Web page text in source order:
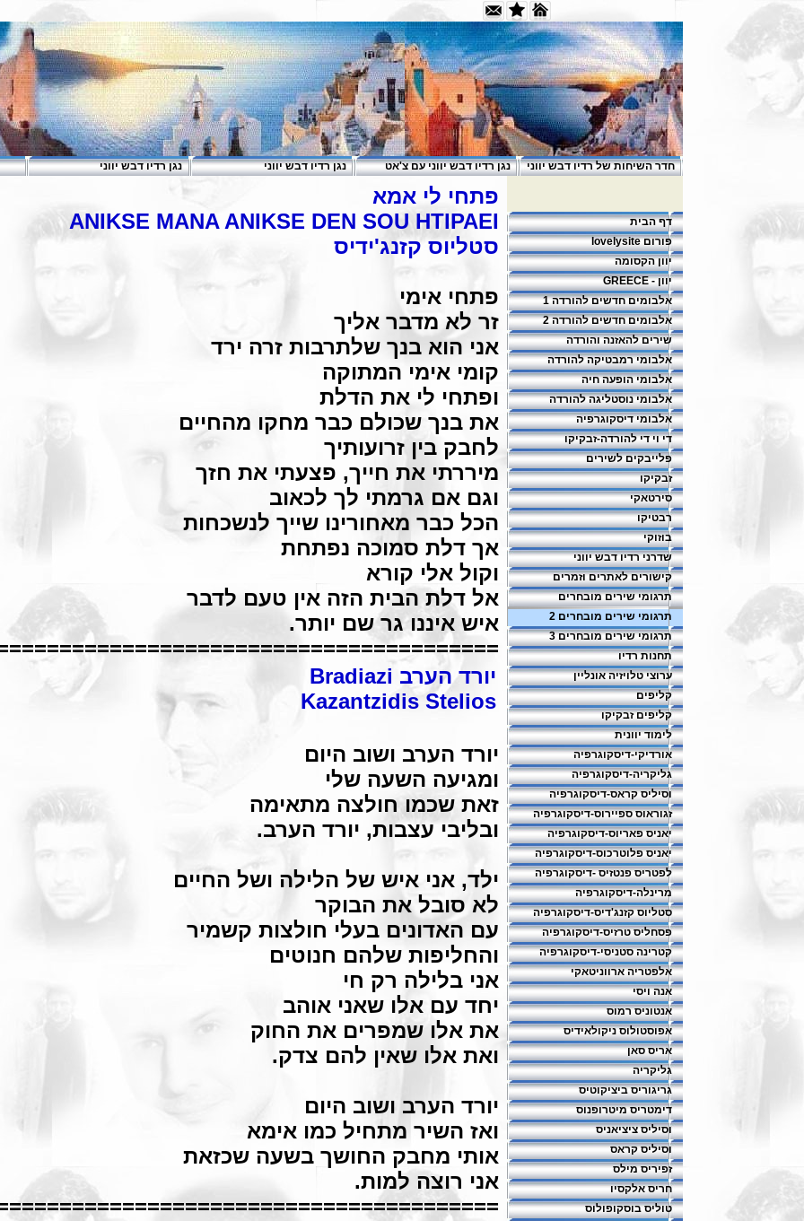
חדר השיחות של רדיו דבש יווני נגן רדיו דבש יווני עם צ'אט נגן רדיו דבש יווני נגן רדיו דבש יווני
דף הבית
פורום lovelysite
יוון הקסומה
יוון - GREECE
אלבומים חדשים להורדה 1
אלבומים חדשים להורדה 2
שירים להאזנה והורדה
אלבומי רמבטיקה להורדה
אלבומי הופעה חיה
אלבומי נוסטליגה להורדה
אלבומי דיסקוגרפיה
די וי די להורדה-זבקיקו
פלייבקים לשירים
זבקיקו
סירטאקי
רבטיקו
בוזוקי
שדרני רדיו דבש יווני
קישורים לאתרים וזמרים
תרגומי שירים מובחרים
תרגומי שירים מובחרים 2
תרגומי שירים מובחרים 3
תחנות רדיו
ערוצי טלויזיה אונליין
קליפים
קליפים זבקיקו
לימוד יוונית
אורדיקי-דיסקוגרפיה
גליקריה-דיסקוגרפיה
וסיליס קראס-דיסקוגרפיה
זגוראוס ספיירוס-דיסקוגרפיה
יאניס פאריוס-דיסקוגרפיה
יאניס פלוטרכוס-דיסקוגרפיה
לפטריס פנטזיס -דיסקוגרפיה
מרינלה-דיסקוגרפיה
סטליוס קזנג'דיס-דיסקוגרפיה
פסחליס טרזיס-דיסקוגרפיה
קטרינה סטניסי-דיסקוגרפיה
אלפטריה ארווניטאקי
אנה ויסי
אנטוניס רמוס
אפוסטולוס ניקולאידיס
אריס סאן
גליקריה
גריגוריס ביציקוטיס
דימטריס מיטרופנוס
וסיליס ציציאניס
וסיליס קראס
זפיריס מילס
חריס אלקסיו
טוליס בוסקופולוס
פתחי לי אמא
ANIKSE MANA ANIKSE DEN SOU HTIPAEI
סטליוס קזנג'ידיס
פתחי אימי
זר לא מדבר אליך
אני הוא בנך שלתרבות זרה ירד
קומי אימי המתוקה
ופתחי לי את הדלת
את בנך שכולם כבר מחקו מהחיים
לחבק בין זרועותיך
מיררתי את חייך, פצעתי את חזך
וגם אם גרמתי לך לכאוב
הכל כבר מאחורינו שייך לנשכחות
אך דלת סמוכה נפתחת
וקול אלי קורא
אל דלת הבית הזה אין טעם לדבר
איש איננו גר שם יותר.
יורד הערב Bradiazi
Kazantzidis Stelios
יורד הערב ושוב היום
ומגיעה השעה שלי
זאת שכמו חולצה מתאימה
ובליבי עצבות, יורד הערב.
ילד, אני איש של הלילה ושל החיים
לא סובל את הבוקר
עם האדונים בעלי חולצות קשמיר
והחליפות שלהם חנוטים
אני בלילה רק חי
יחד עם אלו שאני אוהב
את אלו שמפרים את החוק
ואת אלו שאין להם צדק.
יורד הערב ושוב היום
ואז השיר מתחיל כמו אימא
אותי מחבק החושך בשעה שכזאת
אני רוצה למות.